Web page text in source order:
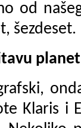
od
šezdeset.
Klaris i